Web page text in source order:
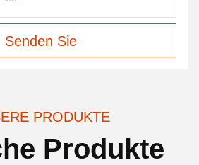
Senden Sie
PRODUKTE
Produkte